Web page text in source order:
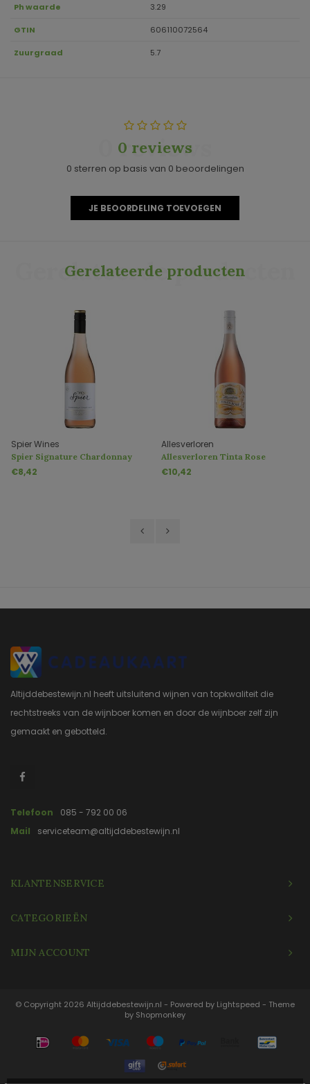
Ph waarde 3.29
GTIN 606110072564
Zuurgraad 5.7
0 reviews
0 reviews
0 sterren op basis van 0 beoordelingen
JE BEOORDELING TOEVOEGEN
Gerelateerde producten
Gerelateerde producten
Spier Wines
Spier Signature Chardonnay
Pinot Noir Rosé
€8,42
Allesverloren
Allesverloren Tinta Rose
€10,42
Altijddebestewijn.nl heeft uitsluitend wijnen van topkwaliteit die
rechtstreeks van de wijnboer komen en door de wijnboer zelf zijn
gemaakt en gebotteld.
Telefoon
085 - 792 00 06
Mail
serviceteam@altijddebestewijn.nl
KLANTENSERVICE
CATEGORIEËN
MIJN ACCOUNT
© Copyright 2026 Altijddebestewijn.nl - Powered by Lightspeed - Theme
by Shopmonkey